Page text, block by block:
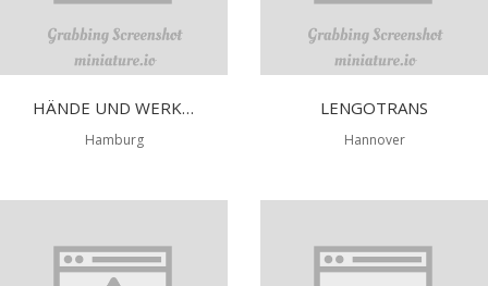
HÄNDE UND WERKE UMZÜGE
Hamburg
LENGOTRANS
Hannover